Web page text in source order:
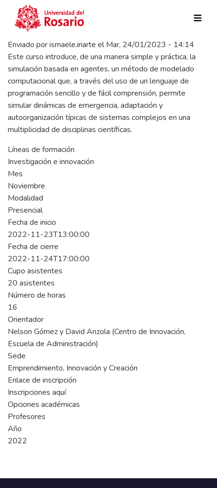
Pasar al contenido principal
Enviado porismaele.iriarte elMar, 24/01/2023 - 14:14
Este curso introduce, de una manera simple y práctica, la
simulación basada en agentes, un método de modelado
computacional que, a través del uso de un lenguaje de
programación sencillo y de fácil comprensión, permite
simular dinámicas de emergencia, adaptación y
autoorganización típicas de sistemas complejos en una
multiplicidad de disciplinas científicas.
Líneas de formación
Investigación e innovación
Mes
Noviembre
Modalidad
Presencial
Fecha de inicio
2022-11-23T13:00:00
Fecha de cierre
2022-11-24T17:00:00
Cupo asistentes
20 asistentes
Número de horas
16
Orientador
Nelson Gómez y David Anzola (Centro de Innovación,
Escuela de Administración)
Sede
Emprendimiento, Innovación y Creación
Enlace de inscripción
Inscripciones aquí
Opciones académicas
Profesores
Año
2022